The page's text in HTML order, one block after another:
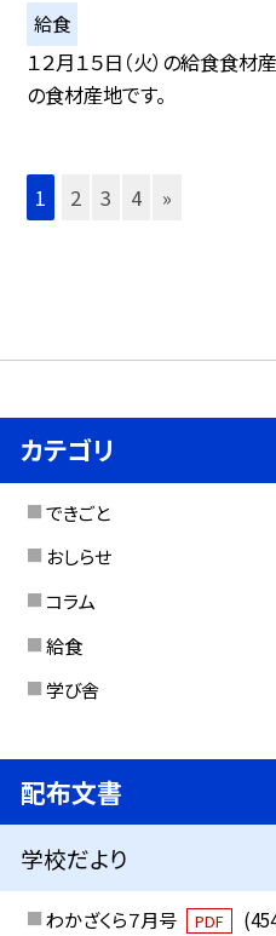
給食
１２月１５日（火）の給食食材
の食材産地です。
1 2 3 4 »
カテゴリ
できごと
おしらせ
コラム
給食
学び舎
配布文書
学校だより
わかざくら７月号 PDF